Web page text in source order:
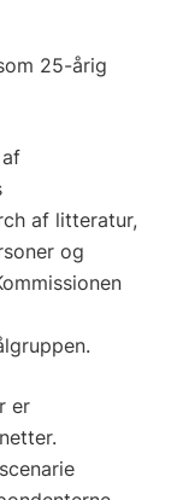
25-årig
af litteratur,
og
er